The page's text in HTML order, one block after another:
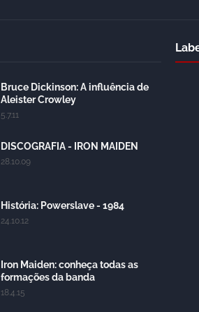
Bruce Dickinson: A influência de
Aleister Crowley
5.7.11
DISCOGRAFIA - IRON MAIDEN
28.10.09
História: Powerslave - 1984
24.10.12
Iron Maiden: conheça todas as
formações da banda
18.4.15